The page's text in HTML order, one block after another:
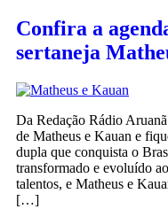
Confira a
sertaneja
Da Redação Rádio
de Matheus e Kauan e
dupla que conquista o
transformado e evoluído
talentos, e Matheus e
[…]